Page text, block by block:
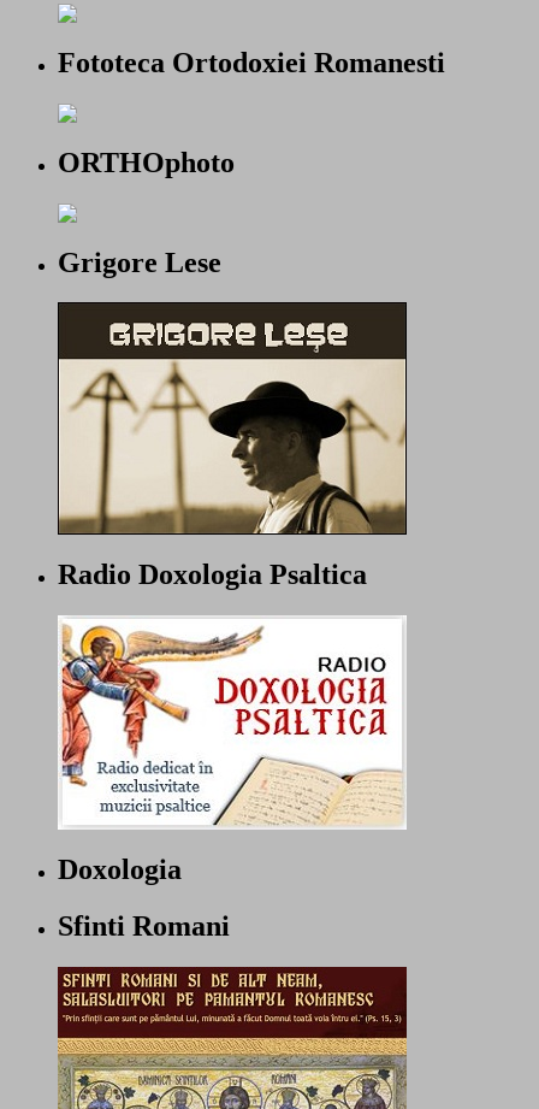
Fototeca Ortodoxiei Romanesti
ORTHOphoto
Grigore Lese
Radio Doxologia Psaltica
Doxologia
Sfinti Romani